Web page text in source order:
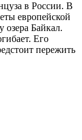
в России. В
европейской
озера Байкал.
Его
пережить